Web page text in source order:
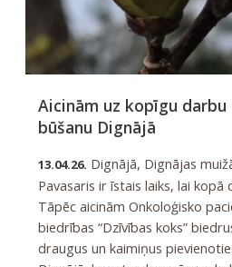
Aicinām uz kopīgu darbu
būšanu Dignājā
13.04.26. Dignājā, Dignājas
Pavasaris ir īstais laiks, lai kopā
Tāpēc aicinām Onkoloģisko
biedrības “Dzīvības koks”
draugus un kaimiņus